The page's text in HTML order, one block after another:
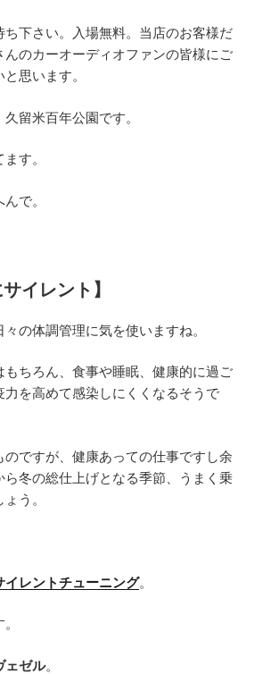
ち下さい。入場無料。当店のお客様だ
んのカーオーディオファンの皆様にご
思います。
留米百年公園です。
す。
で。
イレント】
の体調管理に気を使いますね。
もちろん、食事や睡眠、健康的に過ご
力を高めて感染しにくくなるそうで
のですが、健康あっての仕事ですし余
ら冬の総仕上げとなる季節、うまく乗
う。
イレントチューニング。
ェゼル。